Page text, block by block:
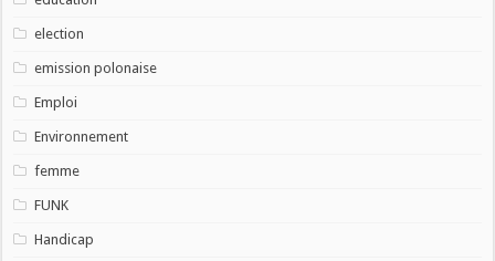
election
emission polonaise
Emploi
Environnement
femme
FUNK
Handicap